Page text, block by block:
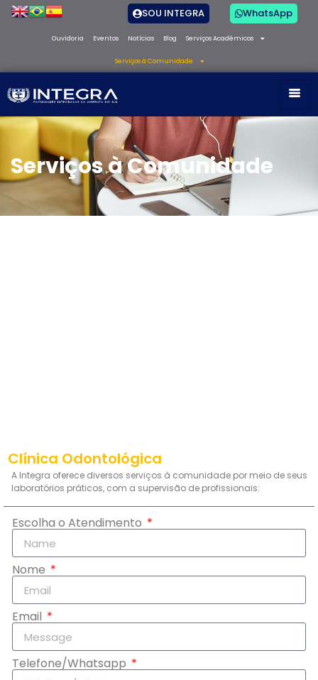
SOU INTEGRA WhatsApp
Ouvidoria Eventos Notícias Blog Serviços Acadêmicos
Serviços à Comunidade
Serviços à Comunidade
Clínica Odontológica
A Integra oferece diversos serviços à comunidade por meio de seus
laboratórios práticos, com a supervisão de profissionais:
Escolha o Atendimento
Nome
Email
Telefone/Whatsapp